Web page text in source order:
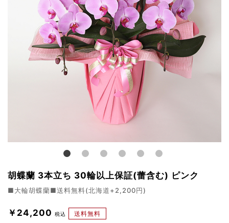
胡蝶蘭 3本立ち 30輪以上保証(蕾含む) ピンク
■大輪胡蝶蘭■送料無料(北海道+2,200円)
￥24,200 税込 送料無料